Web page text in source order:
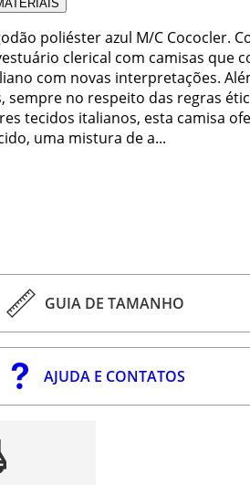
poliéster azul M/C Cococler.
clerical com camisas que
com novas interpretações.
no respeito das regras
tecidos italianos, esta camisa
uma mistura de a...
GUIA DE TAMANHO
AJUDA E CONTATOS